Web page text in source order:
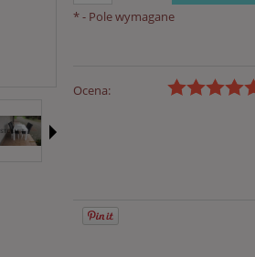
*- Pole wymagane
Ocena: